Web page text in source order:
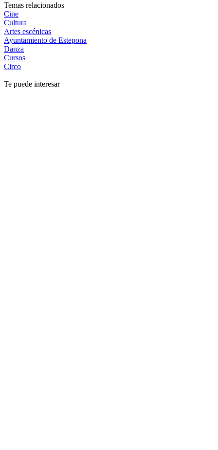
Temas relacionados
Cine
Cultura
Artes escénicas
Ayuntamiento de Estepona
Danza
Cursos
Circo
Te puede interesar